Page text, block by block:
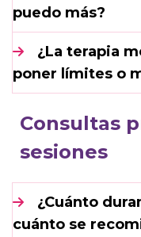
puedo más?
¿La terapia
poner límites o
Consultas
sesiones
¿Cuánto
cuánto se